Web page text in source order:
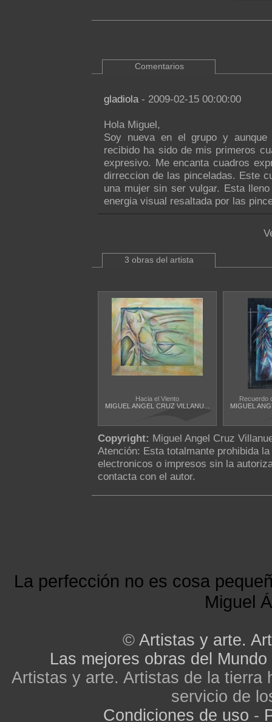
Comentarios
gladiola- 2009-02-15 00:00:00
Hola Miguel,
Soy nueva en el grupo y
recibido ha sido de mis primeros
expresivo. Me encanta cuadros
dirreccion de las pinceladas. Este
una mujer sin ser vulgar. Esta
energia visual resaltada por las
3 obras del artista
Hacia el Viento
MIGUEL ANGEL CRUZ VILLANU...
Recuerdo
MIGUEL
Copyright: Miguel Angel Cruz
Atención: Esta totalmante prohibida
electronicos o impresos sin la
contacta con el autor.
La perfección no es cosa
Miguel
© Artistas y arte.
Las mejores obras del Mundo
Artistas y arte. Artistas de la tierra
servicio de
Condiciones de uso -